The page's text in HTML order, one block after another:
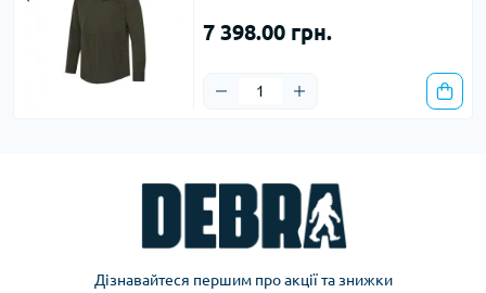
7 398.00 грн.
Дізнавайтеся першим про акції та знижки